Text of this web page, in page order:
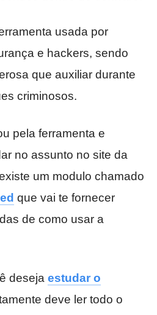
usada por
e hackers, sendo
que auxiliar durante
criminosos.
pela ferramenta e
no assunto no site da
um modulo chamado
que vai te fornecer
de como usar a
deseja estudar o
deve ler todo o